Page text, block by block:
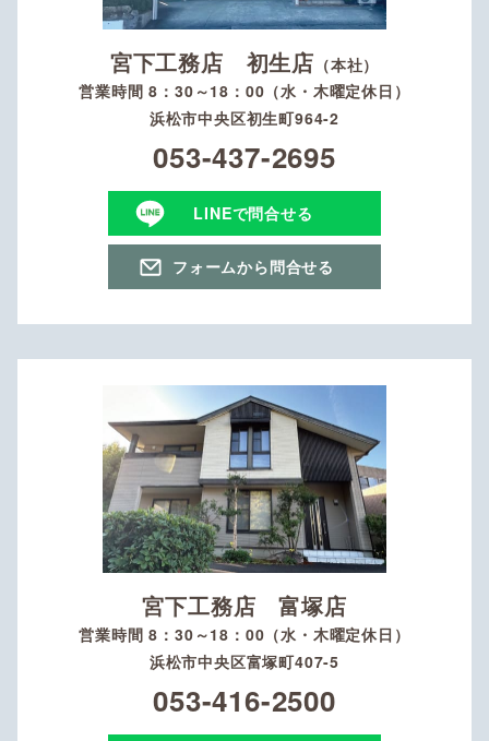
宮下工務店 初生店 （本社）
営業時間 8：30～18：00（水・木曜定休日）
浜松市中央区初生町964-2
053-437-2695
LINEで問合せる
フォームから問合せる
宮下工務店 富塚店
営業時間 8：30～18：00（水・木曜定休日）
浜松市中央区富塚町407-5
053-416-2500